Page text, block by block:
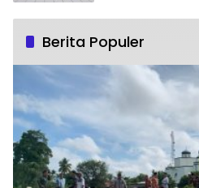
Berita Populer